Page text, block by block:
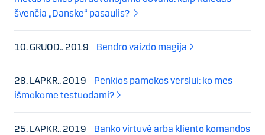
švenčia „Danske“ pasaulis?
10. GRUOD.. 2019 Bendro vaizdo magija
28. LAPKR.. 2019
Penkios pamokos verslui: ko mes
išmokome testuodami?
25. LAPKR.. 2019
Banko virtuvė arba kliento komandos